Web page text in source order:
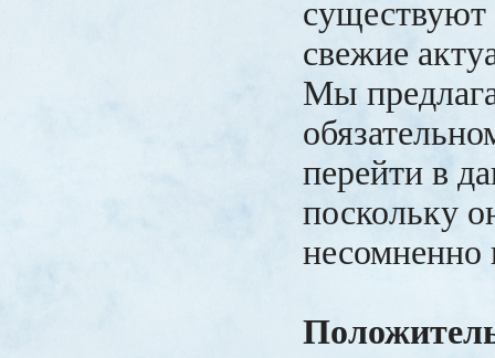
существуют
свежие
Мы
перейти в
поскольку
несомненно